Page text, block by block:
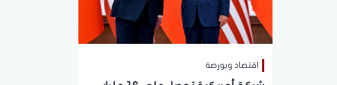
اقتصاد وبورصة